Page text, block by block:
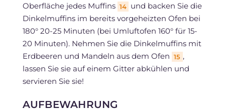
Oberfläche jedes Muffins 14 und backen Sie die
Dinkelmuffins im bereits vorgeheizten Ofen bei
180° 20-25 Minuten (bei Umluftofen 160° für 15-
20 Minuten). Nehmen Sie die Dinkelmuffins mit
Erdbeeren und Mandeln aus dem Ofen 15 ,
lassen Sie sie auf einem Gitter abkühlen und
servieren Sie sie!
AUFBEWAHRUNG